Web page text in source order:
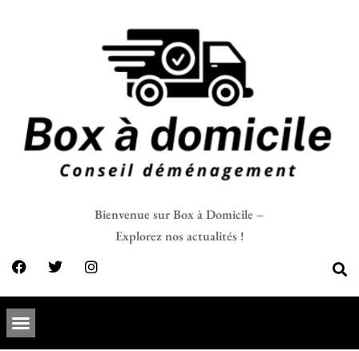
Bienvenue sur Box à Domicile –
Explorez nos actualités !